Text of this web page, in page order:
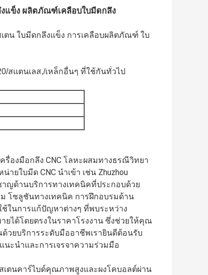
งแข็ง ผลิตภัณฑ์เคลือบใบมีดกลึง
ตน ใบมีดกลึงแข็ง การเคลือบผลิตภัณฑ์ ใบ
สแตนเลส,/เหล็กอื่นๆ ที่ใช้กันทั่วไป
รื่องมือกลึง CNC โลหะผสมทางธรณีวิทยา
ยใบมีด CNC นำเข้า เช่น Zhuzhou
าญด้านบริการทางเทคนิคที่ประกอบด้วย
โซลูชันทางเทคนิค การฝึกอบรมด้าน
ในการแก้ปัญหาต่างๆ ที่พบระหว่าง
ได้โดยตรงในราคาโรงงาน ซึ่งช่วยให้คุณ
ยบริการระดับมืออาชีพเรายินดีต้อนรับ
นะนำและการเจรจาความร่วมมือ
เตนคาร์ไบด์คุณภาพสูงและผงโคบอลต์ผ่าน